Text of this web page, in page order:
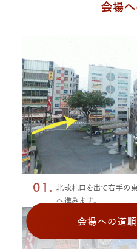
会場
01.
北改札口を出て右手の
へ進みます。
会場への道